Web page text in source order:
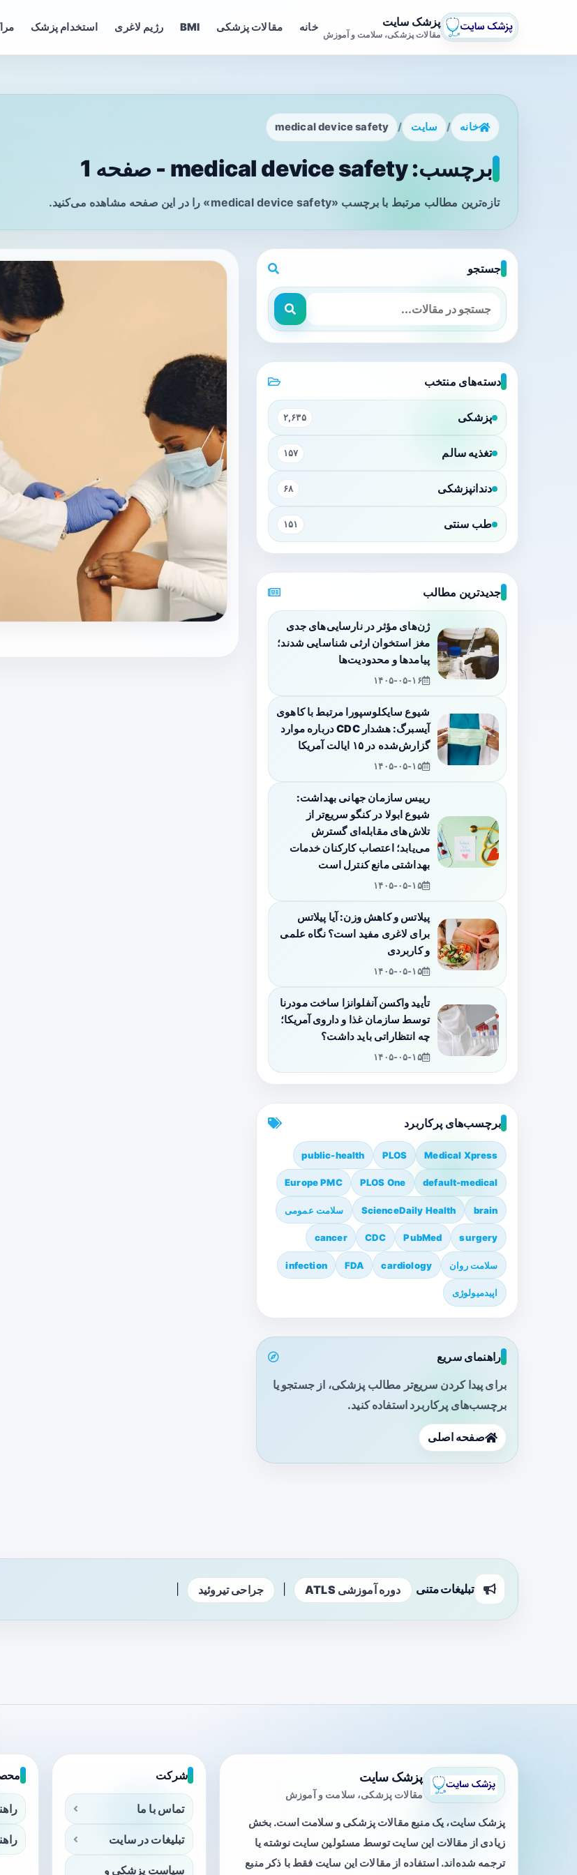
پزشک سایت
مقالات پزشکی، سلامت و آموزش
خانه مقالات پزشکی BMI رژیم لاغری استخدام پزشک
خانه / سایت /
medical device safety
برچسب: medical device safety - صفحه 1
تازه‌ترین مطالب مرتبط با برچسب «medical device safety» را در این صفحه مشاهده می‌کنید.
جستجو
دسته‌های منتخب
پزشکی ۲,۶۳۵
تغذیه سالم ۱۵۷
دندانپزشکی ۶۸
طب سنتی ۱۵۱
جدیدترین مطالب
ژن‌های مؤثر در نارسایی‌های جدی
مغز استخوان ارثی شناسایی شدند؛
پیامدها و محدودیت‌ها
۱۴۰۵-۰۵-۱۶
شیوع سایکلوسپورا مرتبط با کاهوی
آیسبرگ: هشدار CDC درباره موارد
گزارش‌شده در ۱۵ ایالت آمریکا
۱۴۰۵-۰۵-۱۵
رییس سازمان جهانی بهداشت:
شیوع ابولا در کنگو سریع‌تر از
تلاش‌های مقابله‌ای گسترش
می‌یابد؛ اعتصاب کارکنان خدمات
بهداشتی مانع کنترل است
۱۴۰۵-۰۵-۱۵
پیلاتس و کاهش وزن: آیا پیلاتس
برای لاغری مفید است؟ نگاه علمی
و کاربردی
۱۴۰۵-۰۵-۱۵
تأیید واکسن آنفلوانزا ساخت مودرنا
توسط سازمان غذا و داروی آمریکا؛
چه انتظاراتی باید داشت؟
۱۴۰۵-۰۵-۱۵
برچسب‌های پرکاربرد
Medical Xpress
PLOS
public-health
default-medical
PLOS One
Europe PMC
brain
ScienceDaily Health سلامت عمومی
surgery
PubMed
CDC
cancer
سلامت روان cardiology
FDA
infection
اپیدمیولوژی
راهنمای سریع
برای پیدا کردن سریع‌تر مطالب پزشکی، از جستجو یا
برچسب‌های پرکاربرد استفاده کنید.
صفحه اصلی
تبلیغات متنی دوره آموزشی ATLS جراحی تیروئید
پزشک سایت
مقالات پزشکی، سلامت و آموزش
پزشک سایت، یک منبع مقالات پزشکی و سلامت است. بخش
زیادی از مقالات این سایت توسط مسئولین سایت نوشته یا
ترجمه شده‌اند. استفاده از مقالات این سایت فقط با ذکر منبع
شرکت
تماس با ما
تبلیغات در سایت
سیاست پزشکی و